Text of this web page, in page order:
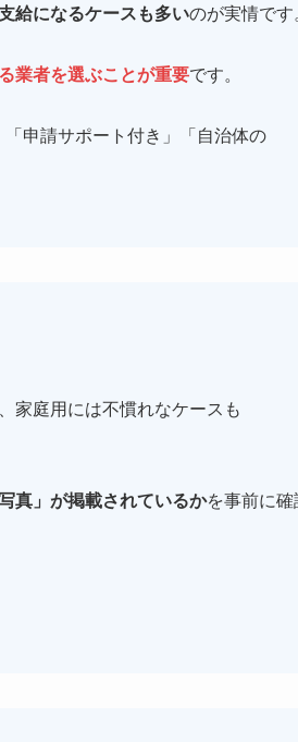
給になるケースも多いのが実情です
業者を選ぶことが重要です。
「申請サポート付き」「自治体の
家庭用には不慣れなケースも
真」が掲載されているかを事前に確